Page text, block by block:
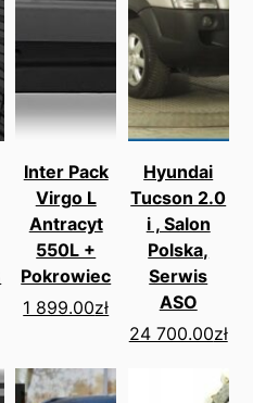
Inter Pack
Virgo L
Antracyt
550L +
Pokrowiec
1 899.00zł
Hyundai
Tucson 2.0
i , Salon
Polska,
Serwis
ASO
24 700.00zł